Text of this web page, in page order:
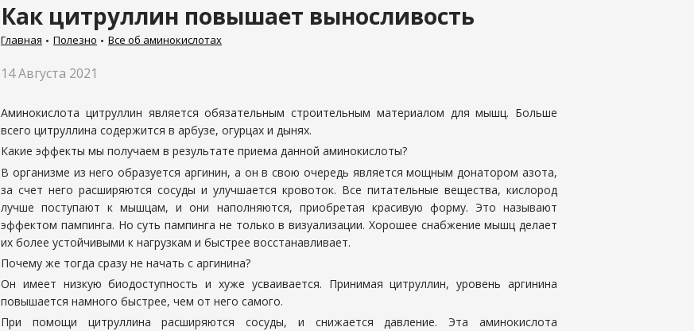
Как цитруллин повышает выносливость
Главная Полезно Все об аминокислотах
14 Августа 2021
Аминокислота цитруллин является обязательным строительным материалом для мышц. Больше
всего цитруллина содержится в арбузе, огурцах и дынях.
Какие эффекты мы получаем в результате приема данной аминокислоты?
В организме из него образуется аргинин, а он в свою очередь является мощным донатором азота,
за счет него расширяются сосуды и улучшается кровоток. Все питательные вещества, кислород
лучше поступают к мышцам, и они наполняются, приобретая красивую форму. Это называют
эффектом пампинга. Но суть пампинга не только в визуализации. Хорошее снабжение мышц делает
их более устойчивыми к нагрузкам и быстрее восстанавливает.
Почему же тогда сразу не начать с аргинина?
Он имеет низкую биодоступность и хуже усваивается. Принимая цитруллин, уровень аргинина
повышается намного быстрее, чем от него самого.
При помощи цитруллина расширяются сосуды, и снижается давление. Эта аминокислота